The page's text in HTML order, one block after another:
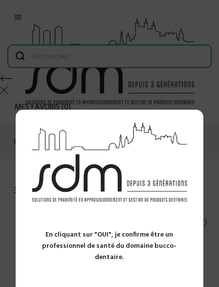
En cliquant sur "OUI", je confirme être un
professionnel de santé du domaine bucco-
dentaire.

MES FAVORIS(0)
Connexion
MENU